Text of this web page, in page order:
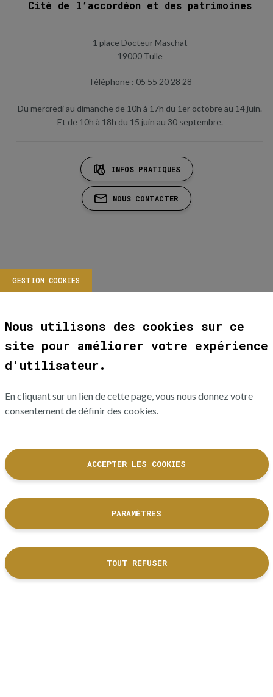
Cité de l’accordéon et des patrimoines
1 place Docteur Maschat
19000 Tulle
Téléphone : 05 55 20 28 28
Du mercredi au dimanche de 10h à 17h du 1er octobre au 14 juin.
Et de 10h à 18h du 15 juin au 30 septembre.
INFOS PRATIQUES
NOUS CONTACTER
La Cité de l'accordéon et des patrimoines est un équipement culturel
GESTION COOKIES
Nous utilisons des cookies sur ce
site pour améliorer votre expérience
d'utilisateur.
En cliquant sur un lien de cette page, vous nous donnez votre
consentement de définir des cookies.
ACCEPTER LES COOKIES
PARAMÈTRES
TOUT REFUSER